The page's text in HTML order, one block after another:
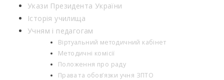
Укази Президента України
Історія училища
Учням і педагогам
Віртуальний методичний кабінет
Методичні комісії
Положення про раду
Права та обов’язки учня ЗПТО